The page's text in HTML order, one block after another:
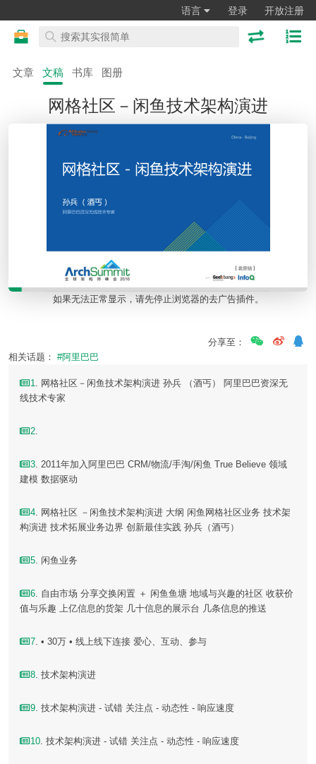
语言 登录 开放注册
文章 文稿 书库 图册
网格社区－闲鱼技术架构演进
如果无法正常显示，请先停止浏览器的去广告插件。
分享至：
相关话题： #阿里巴巴
1. 网格社区－闲鱼技术架构演进 孙兵 （酒丐） 阿里巴巴资深无
线技术专家
2.
3. 2011年加入阿里巴巴 CRM/物流/手淘/闲鱼 True Believe 领域
建模 数据驱动
4. 网格社区 －闲鱼技术架构演进 大纲 闲鱼网格社区业务 技术架
构演进 技术拓展业务边界 创新最佳实践 孙兵（酒丐）
5. 闲鱼业务
6. 自由市场 分享交换闲置 ＋ 闲鱼鱼塘 地域与兴趣的社区 收获价
值与乐趣 上亿信息的货架 几十信息的展示台 几条信息的推送
7. • 30万 • 线上线下连接 爱心、互动、参与
8. 技术架构演进
9. 技术架构演进 - 试错 关注点 - 动态性 - 响应速度
10. 技术架构演进 - 试错 关注点 - 动态性 - 响应速度